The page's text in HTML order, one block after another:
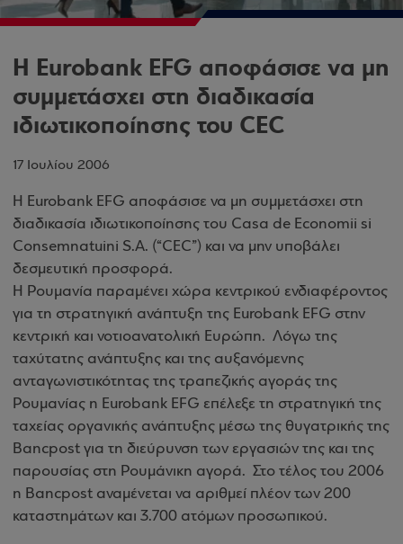
Η Eurobank EFG αποφάσισε να μη
συμμετάσχει στη διαδικασία
ιδιωτικοποίησης του CEC
17 Ιουλίου 2006
Η Eurobank EFG αποφάσισε να μη συμμετάσχει στη
διαδικασία ιδιωτικοποίησης του Casa de Economii si
Consemnatuini S.A. (“CEC”) και να μην υποβάλει
δεσμευτική προσφορά.
Η Ρουμανία παραμένει χώρα κεντρικού ενδιαφέροντος
για τη στρατηγική ανάπτυξη της Eurobank EFG στην
κεντρική και νοτιοανατολική Ευρώπη. Λόγω της
ταχύτατης ανάπτυξης και της αυξανόμενης
ανταγωνιστικότητας της τραπεζικής αγοράς της
Ρουμανίας η Eurobank EFG επέλεξε τη στρατηγική της
ταχείας οργανικής ανάπτυξης μέσω της θυγατρικής της
Bancpost για τη διεύρυνση των εργασιών της και της
παρουσίας στη Ρουμάνικη αγορά. Στο τέλος του 2006
η Bancpost αναμένεται να αριθμεί πλέον των 200
καταστημάτων και 3.700 ατόμων προσωπικού.